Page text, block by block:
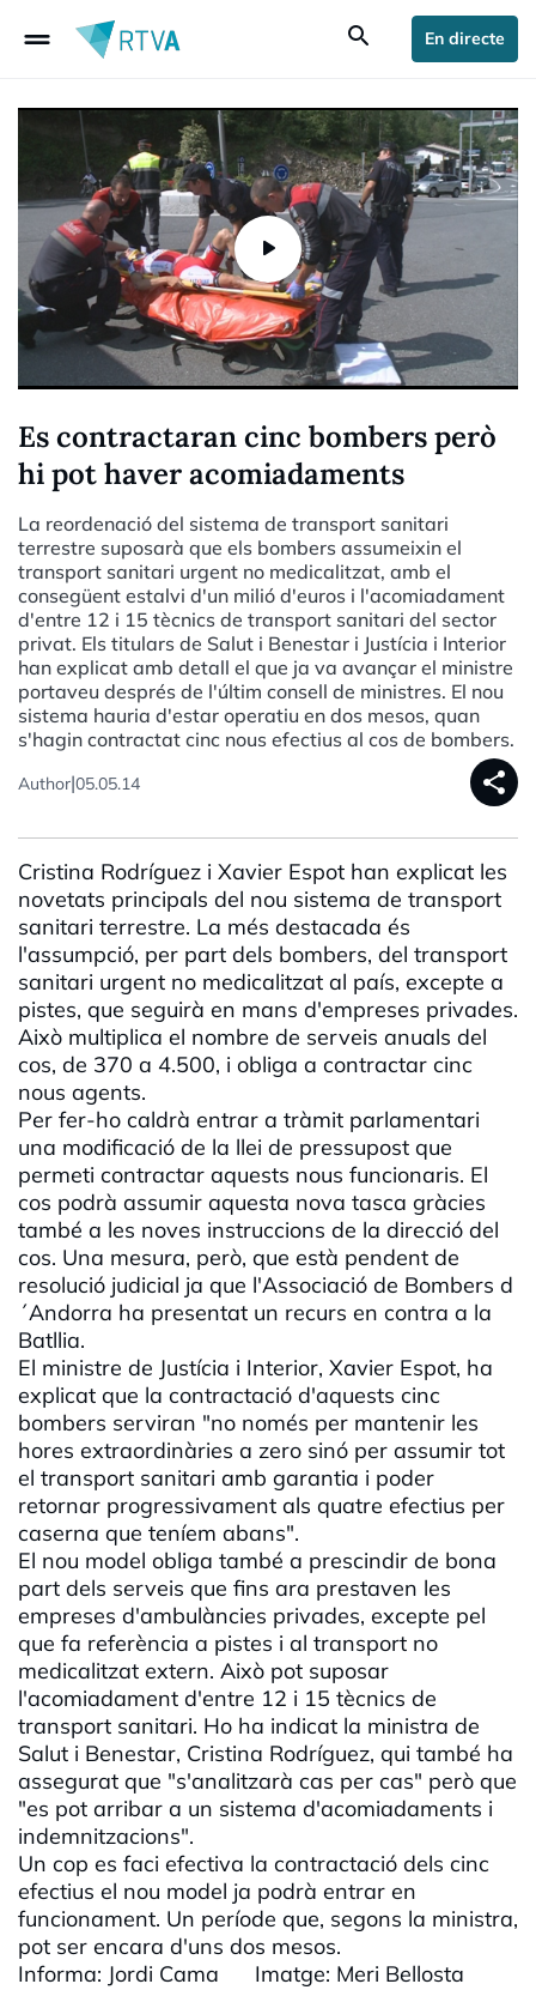
drag_handle search En directe
Es contractaran cinc bombers però
hi pot haver acomiadaments
La reordenació del sistema de transport sanitari
terrestre suposarà que els bombers assumeixin el
transport sanitari urgent no medicalitzat, amb el
consegüent estalvi d'un milió d'euros i l'acomiadament
d'entre 12 i 15 tècnics de transport sanitari del sector
privat. Els titulars de Salut i Benestar i Justícia i Interior
han explicat amb detall el que ja va avançar el ministre
portaveu després de l'últim consell de ministres. El nou
sistema hauria d'estar operatiu en dos mesos, quan
s'hagin contractat cinc nous efectius al cos de bombers.
Author|05.05.14 share
Cristina Rodríguez i Xavier Espot han explicat les
novetats principals del nou sistema de transport
sanitari terrestre. La més destacada és
l'assumpció, per part dels bombers, del transport
sanitari urgent no medicalitzat al país, excepte a
pistes, que seguirà en mans d'empreses privades.
Això multiplica el nombre de serveis anuals del
cos, de 370 a 4.500, i obliga a contractar cinc
nous agents.
Per fer-ho caldrà entrar a tràmit parlamentari
una modificació de la llei de pressupost que
permeti contractar aquests nous funcionaris. El
cos podrà assumir aquesta nova tasca gràcies
també a les noves instruccions de la direcció del
cos. Una mesura, però, que està pendent de
resolució judicial ja que l'Associació de Bombers d
´Andorra ha presentat un recurs en contra a la
Batllia.
El ministre de Justícia i Interior, Xavier Espot, ha
explicat que la contractació d'aquests cinc
bombers serviran "no només per mantenir les
hores extraordinàries a zero sinó per assumir tot
el transport sanitari amb garantia i poder
retornar progressivament als quatre efectius per
caserna que teníem abans".
El nou model obliga també a prescindir de bona
part dels serveis que fins ara prestaven les
empreses d'ambulàncies privades, excepte pel
que fa referència a pistes i al transport no
medicalitzat extern. Això pot suposar
l'acomiadament d'entre 12 i 15 tècnics de
transport sanitari. Ho ha indicat la ministra de
Salut i Benestar, Cristina Rodríguez, qui també ha
assegurat que "s'analitzarà cas per cas" però que
"es pot arribar a un sistema d'acomiadaments i
indemnitzacions".
Un cop es faci efectiva la contractació dels cinc
efectius el nou model ja podrà entrar en
funcionament. Un període que, segons la ministra,
pot ser encara d'uns dos mesos.
Informa: Jordi Cama Imatge: Meri Bellosta